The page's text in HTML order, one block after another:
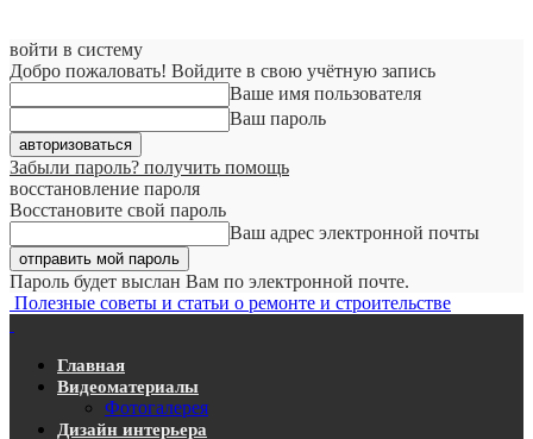
войти в систему
Добро пожаловать! Войдите в свою учётную запись
Ваше имя пользователя
Ваш пароль
Забыли пароль? получить помощь
восстановление пароля
Восстановите свой пароль
Ваш адрес электронной почты
Пароль будет выслан Вам по электронной почте.
Полезные советы и статьи о ремонте и строительстве
Главная
Видеоматериалы
Фотогалерея
Дизайн интерьера